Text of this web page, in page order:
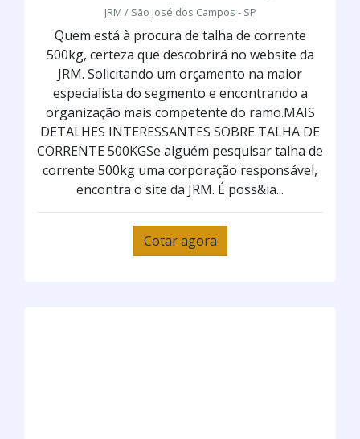
JRM / São José dos Campos - SP
Quem está à procura de talha de corrente
500kg, certeza que descobrirá no website da
JRM. Solicitando um orçamento na maior
especialista do segmento e encontrando a
organização mais competente do ramo.MAIS
DETALHES INTERESSANTES SOBRE TALHA DE
CORRENTE 500KGSe alguém pesquisar talha de
corrente 500kg uma corporação responsável,
encontra o site da JRM. É poss&ia...
Cotar agora